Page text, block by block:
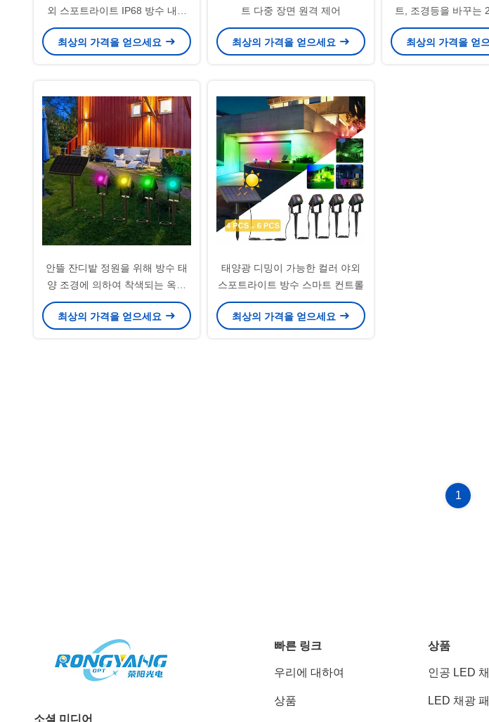
외 스포트라이트 IP68 방수 내구
재
최상의 가격을 얻으세요
트 다중 장면 원격 제어
최상의 가격을 얻으세요
트, 조경등을 바꾸는
최상의 가격을 얻
안뜰 잔디밭 정원을 위해 방수 태
양 조경에 의하여 착색되는 옥외
스포트라이트
최상의 가격을 얻으세요
태양광 디밍이 가능한 컬러 야외
스포트라이트 방수 스마트 컨트롤
최상의 가격을 얻으세요
1
소셜 미디어
빠른 링크
우리에 대하여
상품
상품
인공 LED
LED 채광